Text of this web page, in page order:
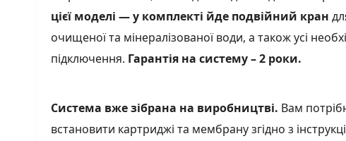
цієї моделі — у комплекті йде подвійний кран
очищеної та мінералізованої води, а також усі
підключення. Гарантія на систему – 2 роки.
Система вже зібрана на виробництві. Вам
встановити картриджі та мембрану згідно з